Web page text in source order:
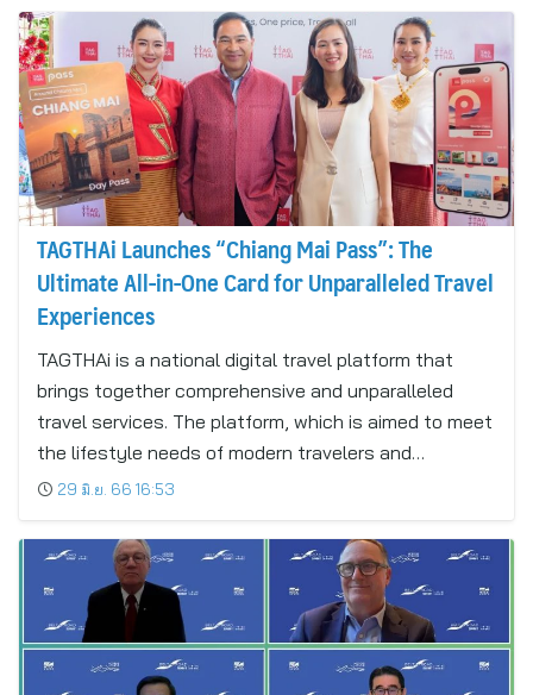
TAGTHAi Launches “Chiang Mai Pass”: The
Ultimate All-in-One Card for Unparalleled Travel
Experiences
TAGTHAi is a national digital travel platform that
brings together comprehensive and unparalleled
travel services. The platform, which is aimed to meet
the lifestyle needs of modern travelers and…
29 มิ.ย. 66 16:53